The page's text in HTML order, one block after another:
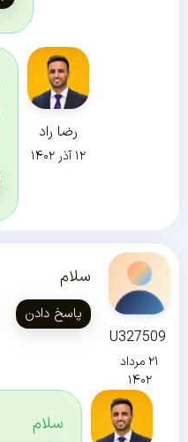
رضا راد
۱۲ آذر ۱۴۰۲
U327509
۲۱ مرداد
۱۴۰۲
سلام
پاسخ دادن
سلام